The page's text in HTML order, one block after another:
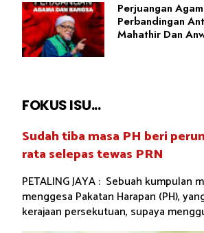
Perjuangan
Perbandingan
Mahathir Dan
FOKUS ISU...
Sudah tiba masa PH beri
rata selepas tewas PRN
PETALING JAYA : Sebuah kumpulan
menggesa Pakatan Harapan (PH),
kerajaan persekutuan, supaya